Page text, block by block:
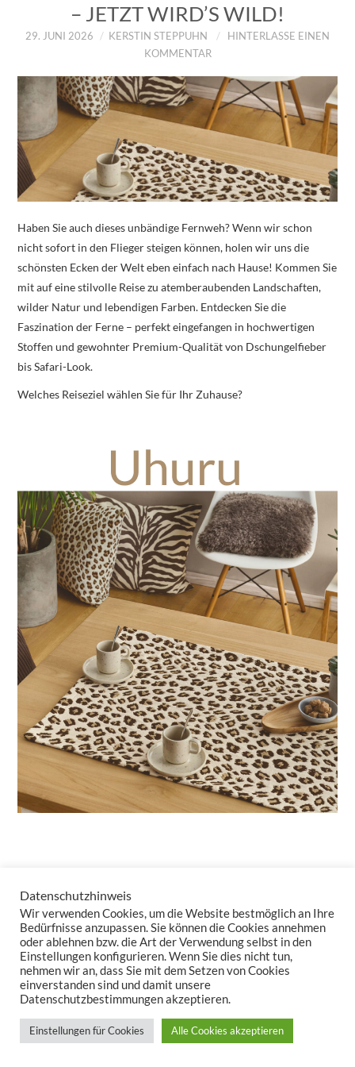
– JETZT WIRD’S WILD!
29. JUNI 2026 KERSTIN STEPPUHN
HINTERLASSE EINEN
KOMMENTAR
Haben Sie auch dieses unbändige Fernweh? Wenn wir schon
nicht sofort in den Flieger steigen können, holen wir uns die
schönsten Ecken der Welt eben einfach nach Hause! Kommen Sie
mit auf eine stilvolle Reise zu atemberaubenden Landschaften,
wilder Natur und lebendigen Farben. Entdecken Sie die
Faszination der Ferne – perfekt eingefangen in hochwertigen
Stoffen und gewohnter Premium-Qualität von Dschungelfieber
bis Safari-Look.
Welches Reiseziel wählen Sie für Ihr Zuhause?
Unbeschwertheit bringt die Kollektion auf Ihren Tisch. Mit einem
klaren, luftigen Design und einer edlen Leichtigkeit lässt sich
UHURUfantastisch kombinieren und sorgt im Handumdrehen
für ein frisches, offenes Ambiente.
Datenschutzhinweis
Wir verwenden Cookies, um die Website bestmöglich an Ihre
Bedürfnisse anzupassen. Sie können die Cookies annehmen
oder ablehnen bzw. die Art der Verwendung selbst in den
Einstellungen konfigurieren. Wenn Sie dies nicht tun,
nehmen wir an, dass Sie mit dem Setzen von Cookies
einverstanden sind und damit unsere
Datenschutzbestimmungen akzeptieren.
Einstellungen für Cookies Alle Cookies akzeptieren